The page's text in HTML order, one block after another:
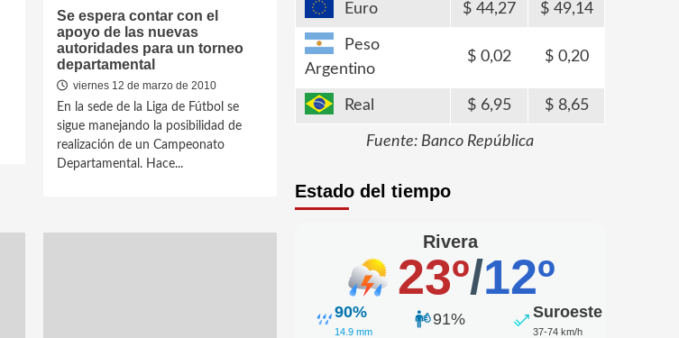
Se espera contar con el
apoyo de las nuevas
autoridades para un torneo
departamental
viernes 12 de marzo de 2010
En la sede de la Liga de Fútbol se
sigue manejando la posibilidad de
realización de un Campeonato
Departamental. Hace...
Euro 44,27 49,14
Peso
Argentino
0,02 0,20
Real 6,95 8,65
Fuente: Banco República
Estado del tiempo
Rivera
23º/12º
90%
14.9 mm
91% Suroeste
37-74 km/h